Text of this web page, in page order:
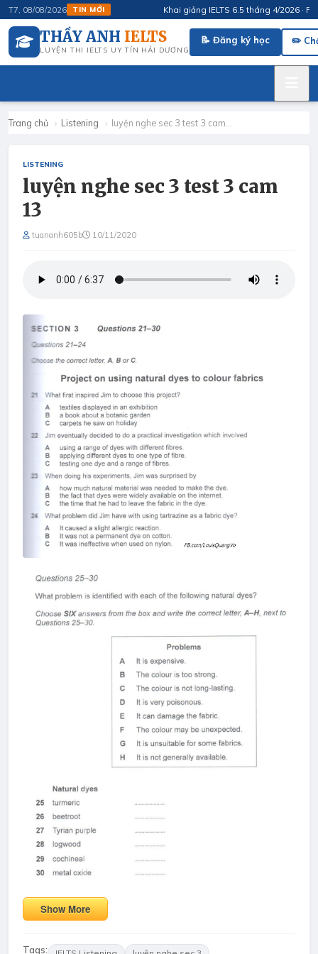
T7, 08/08/2026 TIN MỚI Khai giảng IELTS 6.5 tháng 4/2026 ·
THẦY ANH IELTS
LUYỆN THI IELTS UY TÍN HẢI DƯƠNG
📝 Đăng ký học ✏️
Trang chủ › Listening › luyện nghe sec 3 test 3 cam…
LISTENING
luyện nghe sec 3 test 3 cam
13
tuananh605b 10/11/2020
Show More
Tags: